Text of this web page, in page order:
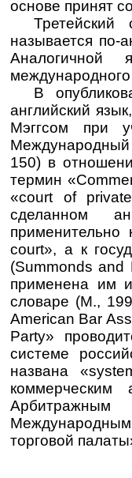
основе принят
называется по-
Аналогичной
В
английский
Мэггсом при
Международный
150) в
термин
«court of
сделанном
применительно
court», а к
(Summonds and
применена им и
словаре (М.,
American Bar
Party»
системе
названа
Арбитражным
торговой